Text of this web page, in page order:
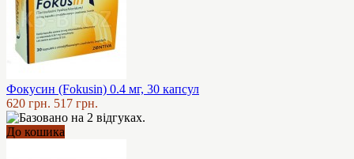
Фокусин (Fokusin) 0.4 мг, 30 капсул
620 грн. 517 грн.
До кошика